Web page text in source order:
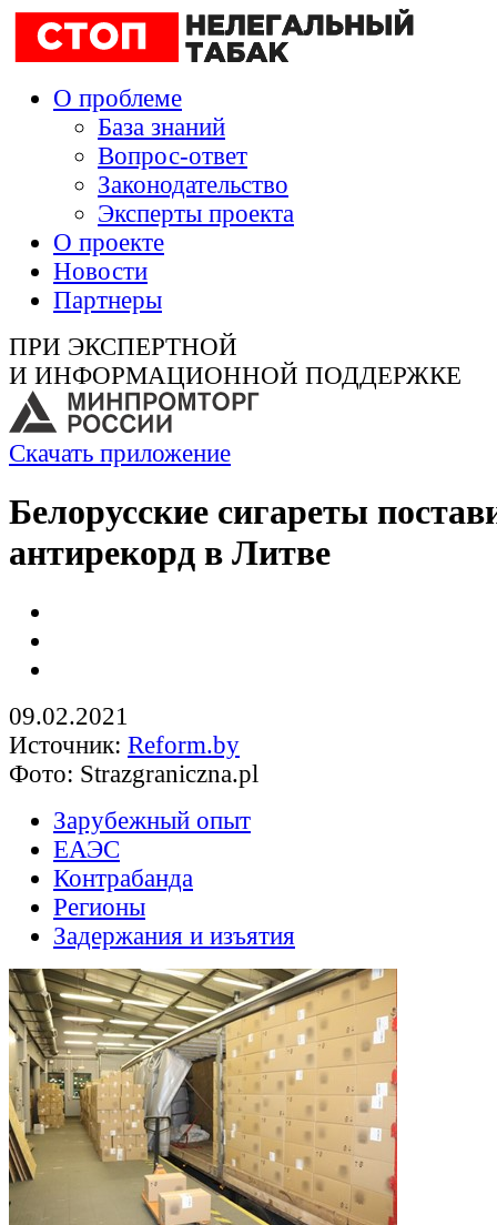
О проблеме
База знаний
Вопрос-ответ
Законодательство
Эксперты проекта
О проекте
Новости
Партнеры
ПРИ ЭКСПЕРТНОЙ
И ИНФОРМАЦИОННОЙ ПОДДЕРЖКЕ
Скачать приложение
Белорусские сигареты
антирекорд в Литве
09.02.2021
Источник: Reform.by
Фото: Strazgraniczna.pl
Зарубежный опыт
ЕАЭС
Контрабанда
Регионы
Задержания и изъятия